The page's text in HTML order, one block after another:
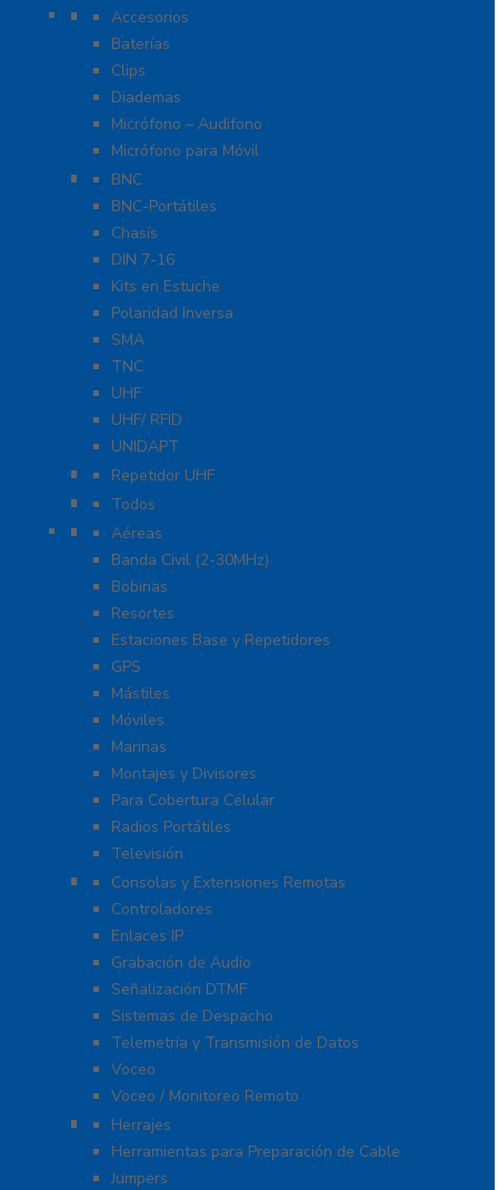
Accesorios Para Motorola
Accesorios
Baterías
Clips
Diademas
Micrófono – Audifono
Micrófono para Móvil
Adaptadores
BNC
BNC-Portátiles
Chasís
DIN 7-16
Kits en Estuche
Polaridad Inversa
SMA
TNC
UHF
UHF/ RFID
UNIDAPT
Repetidores para Radiocomunicación
Repetidor UHF
Radio Sobre Celular PoC
Todos
Antenas
Aéreas
Banda Civil (2-30MHz)
Bobinas
Resortes
Estaciones Base y Repetidores
GPS
Mástiles
Móviles
Marinas
Montajes y Divisores
Para Cobertura Celular
Radios Portátiles
Televisión
Aplicaciones y Soluciones
Consolas y Extensiones Remotas
Controladores
Enlaces IP
Grabación de Audio
Señalización DTMF
Sistemas de Despacho
Telemetría y Transmisión de Datos
Voceo
Voceo / Monitoreo Remoto
Cables
Herrajes
Herramientas para Preparación de Cable
Jumpers